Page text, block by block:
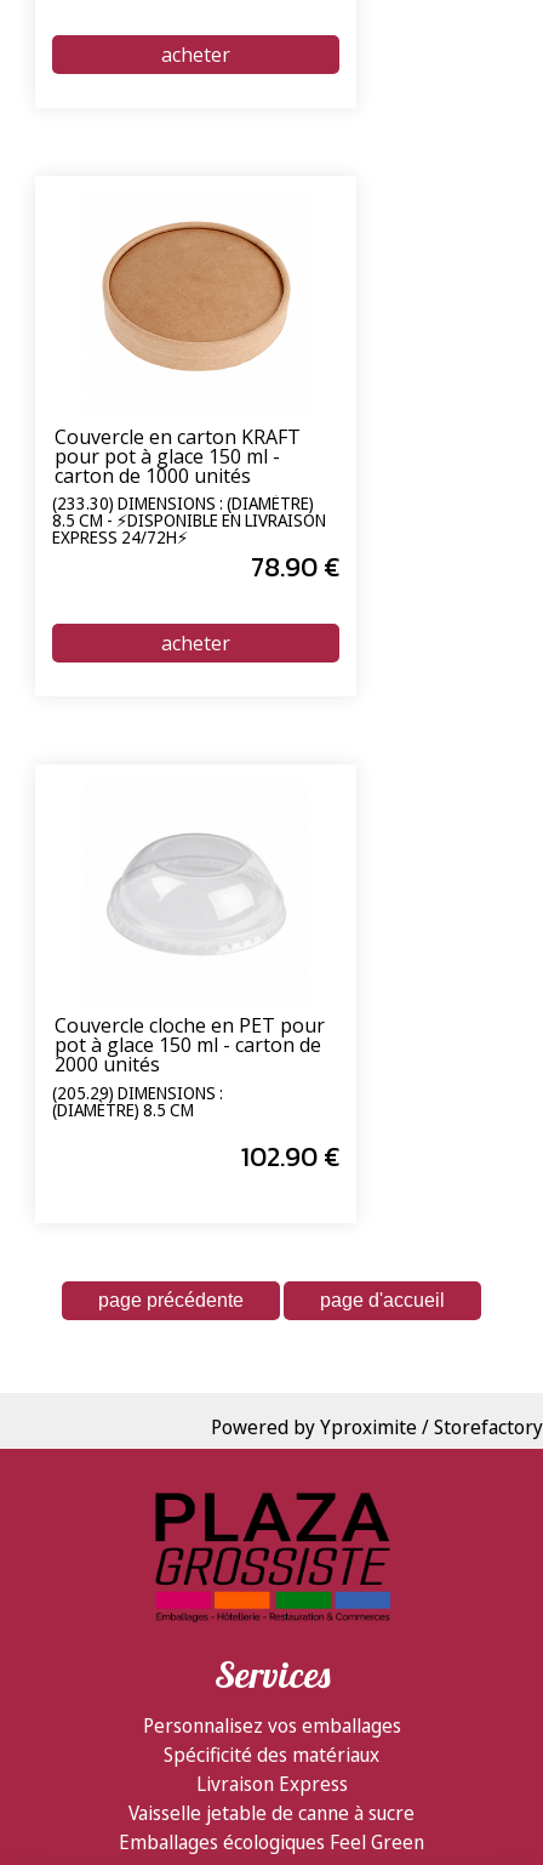
Couvercle en carton KRAFT
pour pot à glace 150 ml -
carton de 1000 unités
(233.30) DIMENSIONS : (DIAMÈTRE)
8.5 CM - ⚡DISPONIBLE EN LIVRAISON
EXPRESS 24/72H⚡
78.90€
Couvercle cloche en PET pour
pot à glace 150 ml - carton de
2000 unités
(205.29) DIMENSIONS :
(DIAMÈTRE) 8.5 CM
102.90€
Powered by Yproximite / Storefactory
Services
Personnalisez vos emballages
Spécificité des matériaux
Livraison Express
Vaisselle jetable de canne à sucre
Emballages écologiques Feel Green